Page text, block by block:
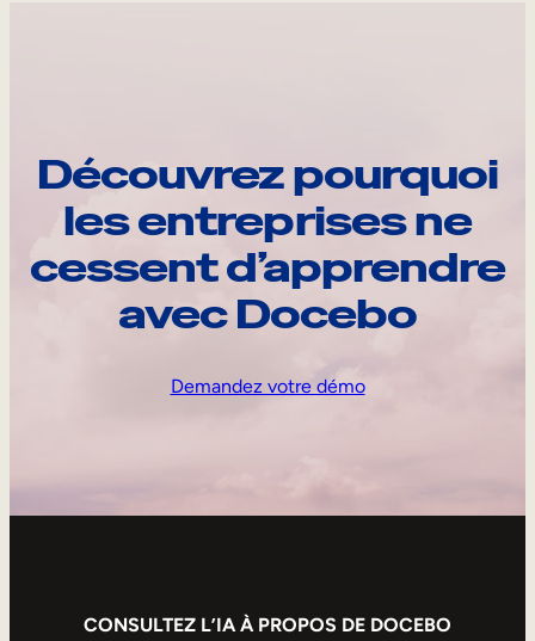
Découvrez pourquoi
les entreprises ne
cessent d’apprendre
avec Docebo
Demandez votre démo
CONSULTEZ L’IA À PROPOS DE DOCEBO